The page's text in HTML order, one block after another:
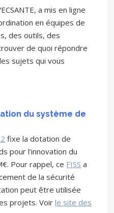
a mis en ligne
en équipes de
des outils, des
de quoi répondre
sujets qui vous
du système de
fixe la dotation de
pour l’innovation du
Pour rappel, ce FISS a
de la sécurité
peut être utilisée
projets. Voirle site des